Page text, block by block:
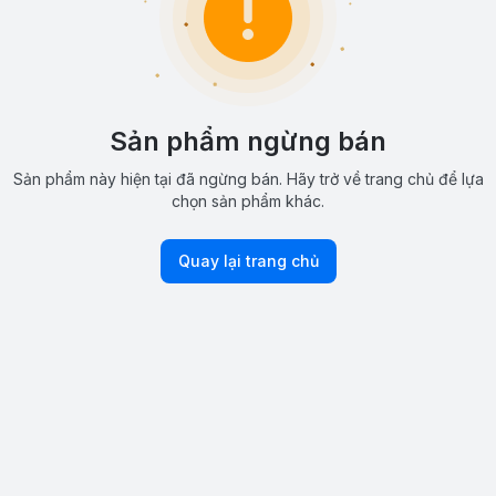
Sản phẩm ngừng bán
Sản phẩm này hiện tại đã ngừng bán. Hãy trở về trang chủ để lựa
chọn sản phẩm khác.
Quay lại trang chủ